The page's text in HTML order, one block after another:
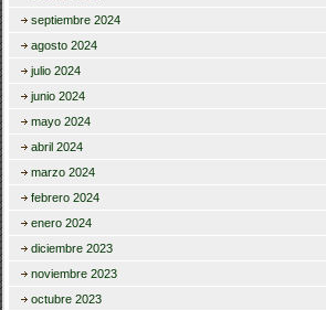
septiembre 2024
agosto 2024
julio 2024
junio 2024
mayo 2024
abril 2024
marzo 2024
febrero 2024
enero 2024
diciembre 2023
noviembre 2023
octubre 2023